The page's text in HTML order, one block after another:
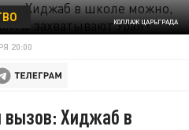
КОЛЛАЖ ЦАРЬГРАДА
20:00
вызов: Хиджаб в